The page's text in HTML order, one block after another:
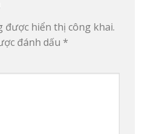
được hiển thị công khai.
đánh dấu *